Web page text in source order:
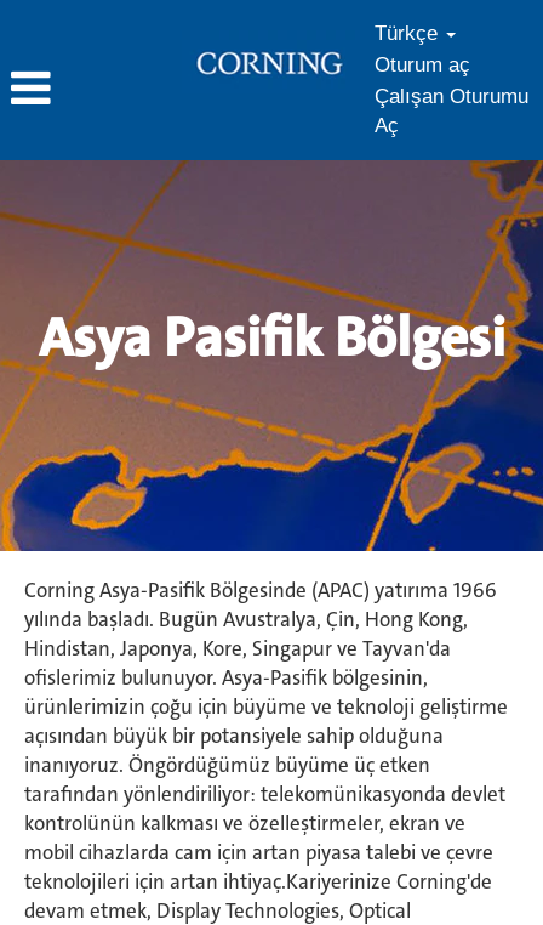
Türkçe
Oturum aç
Çalışan Oturumu
Aç
Pasifik
Bölgesi
Asya Pasifik Bölgesi
Corning Asya-Pasifik Bölgesinde (APAC) yatırıma 1966
yılında başladı. Bugün Avustralya, Çin, Hong Kong,
Hindistan, Japonya, Kore, Singapur ve Tayvan'da
ofislerimiz bulunuyor. Asya-Pasifik bölgesinin,
ürünlerimizin çoğu için büyüme ve teknoloji geliştirme
açısından büyük bir potansiyele sahip olduğuna
inanıyoruz. Öngördüğümüz büyüme üç etken
tarafından yönlendiriliyor: telekomünikasyonda devlet
kontrolünün kalkması ve özelleştirmeler, ekran ve
mobil cihazlarda cam için artan piyasa talebi ve çevre
teknolojileri için artan ihtiyaç.Kariyerinize Corning'de
devam etmek, Display Technologies, Optical